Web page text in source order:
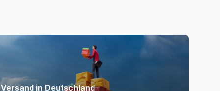
Versand in Deutschland